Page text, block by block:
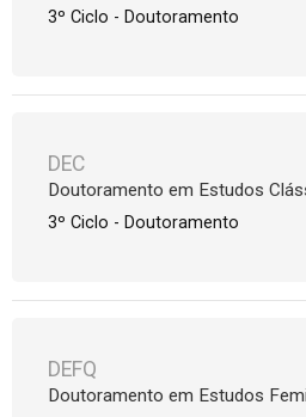
3º Ciclo - Doutoramento
DEC
Doutoramento em Estudos
3º Ciclo - Doutoramento
DEFQ
Doutoramento em Estudos